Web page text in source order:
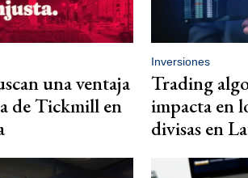
una ventaja
de Tickmill en
Inversiones
Trading
impacta en
divisas en